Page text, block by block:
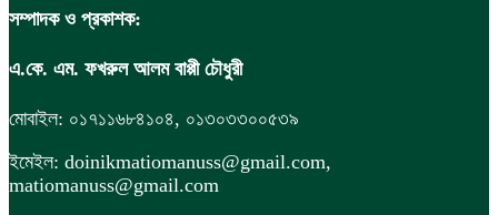
সম্পাদক ও প্রকাশক:
এ.কে. এম. ফখরুল আলম বাপ্পী চৌধুরী
মোবাইল: ০১৭১১৬৮৪১০৪, ০১৩০৩৩০০৫৩৯
ইমেইল: doinikmatiomanuss@gmail.com,
matiomanuss@gmail.com